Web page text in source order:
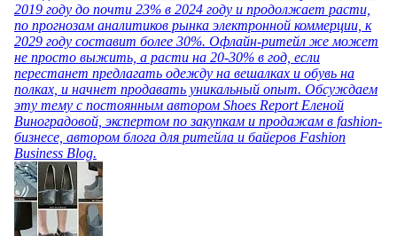
2019 году до почти 23% в 2024 году и продолжает расти,
по прогнозам аналитиков рынка электронной коммерции, к
2029 году составит более 30%. Офлайн-ритейл же может
не просто выжить, а расти на 20-30% в год, если
перестанет предлагать одежду на вешалках и обувь на
полках, и начнет продавать уникальный опыт. Обсуждаем
эту тему с постоянным автором Shoes Report Еленой
Виноградовой, экспертом по закупкам и продажам в fashion-
бизнесе, автором блога для ритейла и байеров Fashion
Business Blog.